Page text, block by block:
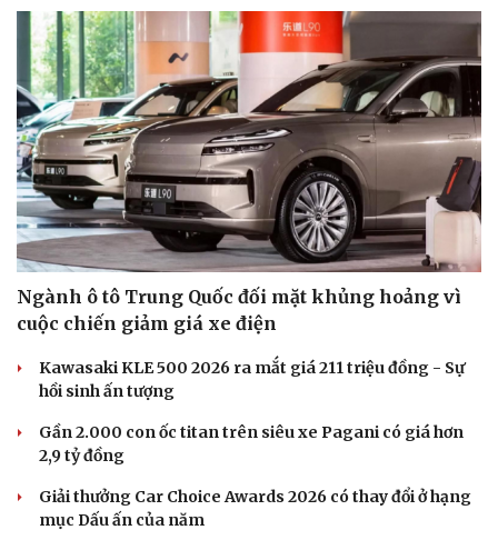
Ngành ô tô Trung Quốc đối mặt khủng hoảng vì
cuộc chiến giảm giá xe điện
Kawasaki KLE 500 2026 ra mắt giá 211 triệu đồng - Sự
hồi sinh ấn tượng
Gần 2.000 con ốc titan trên siêu xe Pagani có giá hơn
2,9 tỷ đồng
Giải thưởng Car Choice Awards 2026 có thay đổi ở hạng
mục Dấu ấn của năm